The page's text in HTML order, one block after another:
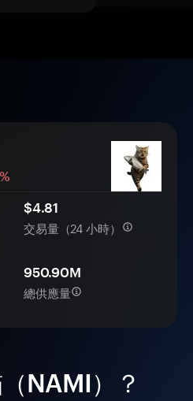
NAMI）？
$4.81
交易量（24 小時）
950.90M
總供應量